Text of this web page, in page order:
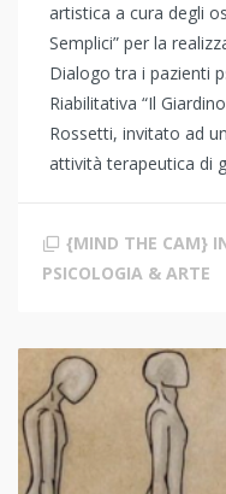
artistica a cura degli
Semplici” per la
Dialogo tra i pazienti
Riabilitativa “Il
Rossetti, invitato ad
attività terapeutica di
{MIND THE CAM}
PSICOLOGIA & ARTE